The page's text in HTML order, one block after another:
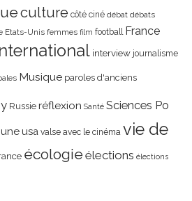
culture côté ciné débat débats
Etats-Unis femmes film football France
interview journalisme
Musique paroles d'anciens
Russie réflexion Santé Sciences Po
usa valse avec le cinéma vie de
écologie élections élections